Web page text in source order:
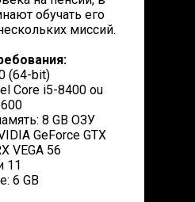
обучать его
миссий.
(64-bit)
Core i5-8400 ou
8 GB ОЗУ
GeForce GTX
VEGA 56
11
6 GB